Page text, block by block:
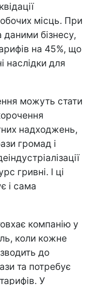
місць. При
даними бізнесу,
на 45%, що
наслідки для
можуть стати
надходжень,
громад і
гривні. І ці
і сама
компанію у
коли кожне
до
та потребує
У